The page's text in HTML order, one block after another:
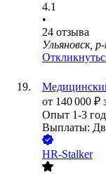
4.1
•
24 отзыва
Ульяновск,
от 140 000 ₽
Опыт 1-3
Выплаты:
HR-Stalker